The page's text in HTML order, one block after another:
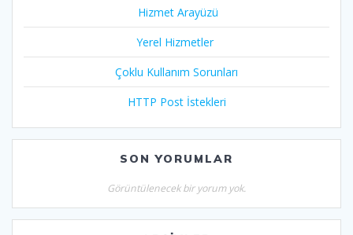
Hizmet Arayüzü
Yerel Hizmetler
Çoklu Kullanım Sorunları
HTTP Post İstekleri
SON YORUMLAR
Görüntülenecek bir yorum yok.